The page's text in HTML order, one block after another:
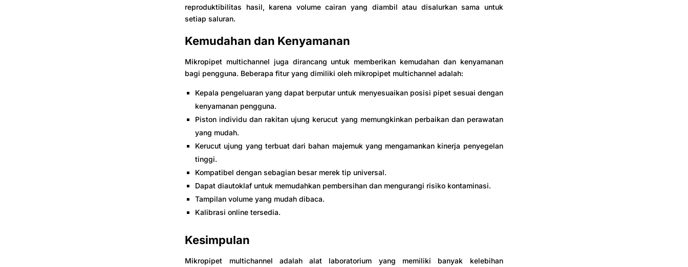
reproduktibilitas hasil, karena volume cairan yang diambil atau disalurkan sama untuk
setiap saluran.
Kemudahan dan Kenyamanan
Mikropipet multichannel juga dirancang untuk memberikan kemudahan dan kenyamanan
bagi pengguna. Beberapa fitur yang dimiliki oleh mikropipet multichannel adalah:
Kepala pengeluaran yang dapat berputar untuk menyesuaikan posisi pipet sesuai dengan
kenyamanan pengguna.
Piston individu dan rakitan ujung kerucut yang memungkinkan perbaikan dan perawatan
yang mudah.
Kerucut ujung yang terbuat dari bahan majemuk yang mengamankan kinerja penyegelan
tinggi.
Kompatibel dengan sebagian besar merek tip universal.
Dapat diautoklaf untuk memudahkan pembersihan dan mengurangi risiko kontaminasi.
Tampilan volume yang mudah dibaca.
Kalibrasi online tersedia.
Kesimpulan
Mikropipet multichannel adalah alat laboratorium yang memiliki banyak kelebihan